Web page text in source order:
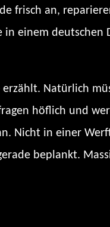
frisch an,
in einem deutschen
Natürlich
höflich und
Nicht in einer
beplankt.